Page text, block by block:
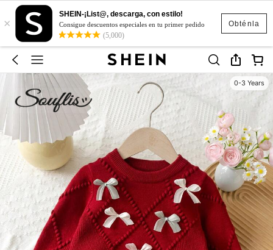
Obténla
×
SHEIN-¡List@, descarga, con estilo!
Consigue descuentos especiales en tu primer pedido
(5,000)
0-3 Years